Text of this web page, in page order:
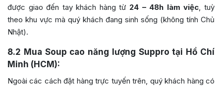
được giao đến tay khách hàng từ 24 – 48h làm việc , tuỳ
theo khu vực mà quý khách đang sinh sống (không tính Chủ
Nhật).
8.2 Mua Soup cao năng lượng Suppro tại Hồ Chí
Minh (HCM):
Ngoài các cách đặt hàng trực tuyến trên, quý khách hàng có